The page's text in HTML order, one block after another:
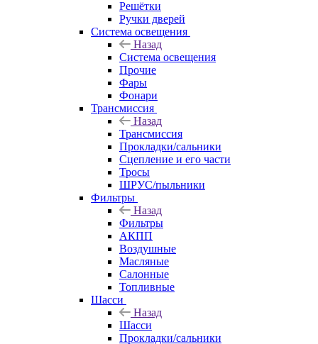
Решётки
Ручки дверей
Система освещения
Назад
Система освещения
Прочие
Фары
Фонари
Трансмиссия
Назад
Трансмиссия
Прокладки/сальники
Сцепление и его части
Тросы
ШРУС/пыльники
Фильтры
Назад
Фильтры
АКПП
Воздушные
Масляные
Салонные
Топливные
Шасси
Назад
Шасси
Прокладки/сальники